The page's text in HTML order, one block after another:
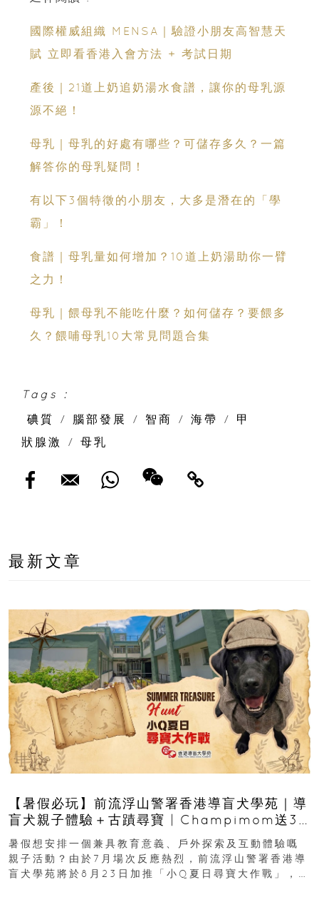
國際權威組織 MENSA｜驗證小朋友高智慧天
賦 立即看香港入會方法 + 考試日期
產後｜21道上奶追奶湯水食譜，讓你的母乳源
源不絕！
母乳｜母乳的好處有哪些？可儲存多久？一篇
解答你的母乳疑問！
有以下3個特徵的小朋友，大多是潛在的「學
霸」！
食譜｜母乳量如何增加？10道上奶湯助你一臂
之力！
母乳｜餵母乳不能吃什麼？如何儲存？要餵多
久？餵哺母乳10大常見問題合集
Tags :
碘質
/ 腦部發展 / 智商 / 海帶 /
甲
狀腺激
/ 母乳
最新文章
【暑假必玩】前流浮山警署香港導盲犬學苑｜導
盲犬親子體驗＋古蹟尋寶 | Champimom送3
組免費名額
暑假想安排一個兼具教育意義、戶外探索及互動體驗嘅
親子活動？由於7月場次反應熱烈，前流浮山警署香港導
盲犬學苑將於8月23日加推「小Q夏日尋寶大作戰」，家